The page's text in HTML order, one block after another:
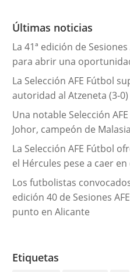
r
a
s
Últimas noticias
La 41ª edición de
para abrir una
La Selección AFE Fútbol
autoridad al Atzeneta (3-0)
Una notable Selección
Johor, campeón de
La Selección AFE Fútbol
el Hércules pese a caer
Los futbolistas
edición 40 de Sesiones
punto en Alicante
Etiquetas